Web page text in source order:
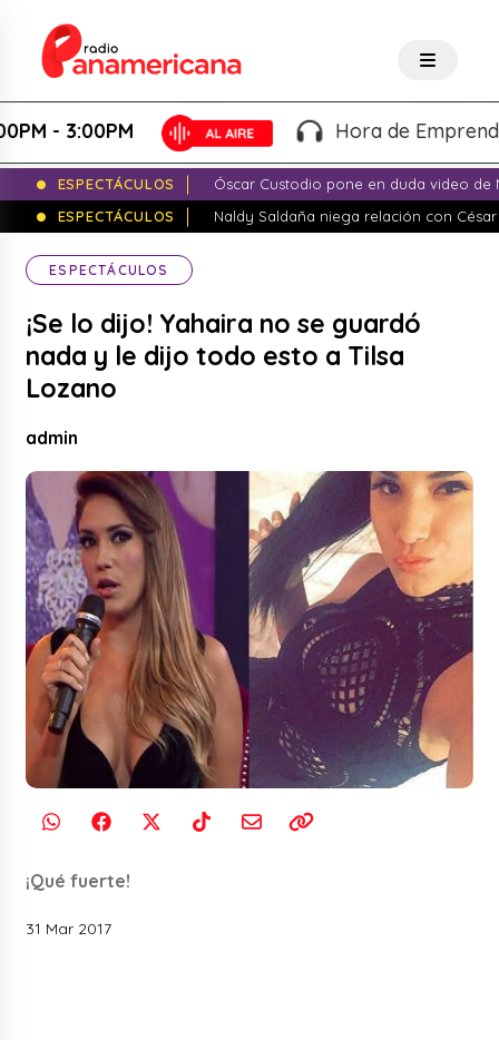
3:00PM Hora de Emprender -
ESPECTÁCULOS
Óscar Custodio pone en duda video de
ESPECTÁCULOS
Naldy Saldaña niega relación con
ESPECTÁCULOS
¡Se lo dijo! Yahaira no se guardó
nada y le dijo todo esto a Tilsa
Lozano
admin
¡Qué fuerte!
31 Mar 2017